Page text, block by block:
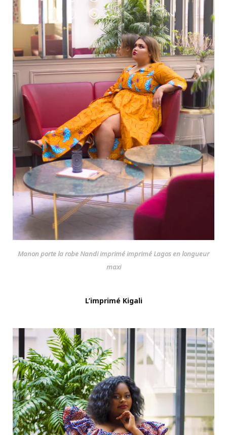
Manon porte la robe Nandi imprimé imprimé Lagos en longueur
maxi
L’imprimé Kigali